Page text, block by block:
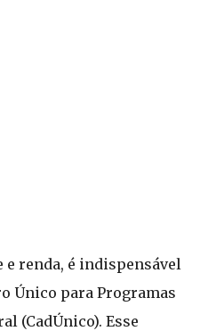
renda, é indispensável
Único para Programas
(CadÚnico). Esse